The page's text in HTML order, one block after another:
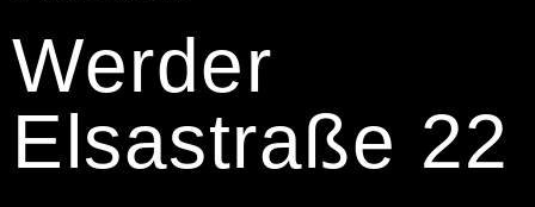
Werder
Elsastraße 22